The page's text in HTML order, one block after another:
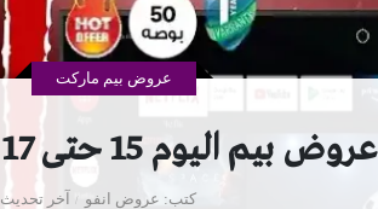
عروض بيم اليوم 15 حتى 17 مايو 2026 كل فروع بيم
كتب عروض انفو
عروض بيم ماركت
آخر تحديث